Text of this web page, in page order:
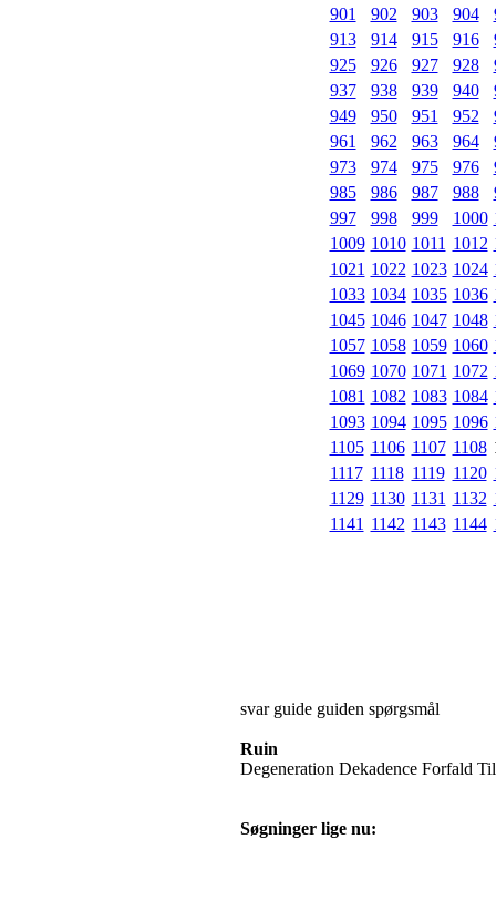
901
902 903 904
913
914 915 916
925
926 927 928
937
938 939 940
949
950 951 952
961
962 963 964
973
974 975 976
985
986 987 988
997
998 999 1000
1009 1010 1011 1012
1021 1022 1023 1024
1033 1034 1035 1036
1045 1046 1047 1048
1057 1058 1059 1060
1069 1070 1071 1072
1081 1082 1083 1084
1093 1094 1095 1096
1105 1106 1107 1108
1117 1118 1119 1120
1129 1130 1131 1132
1141 1142 1143 1144
svar guide guiden spørgsmål
Ruin
Degeneration Dekadence Forfald
Søgninger lige nu: